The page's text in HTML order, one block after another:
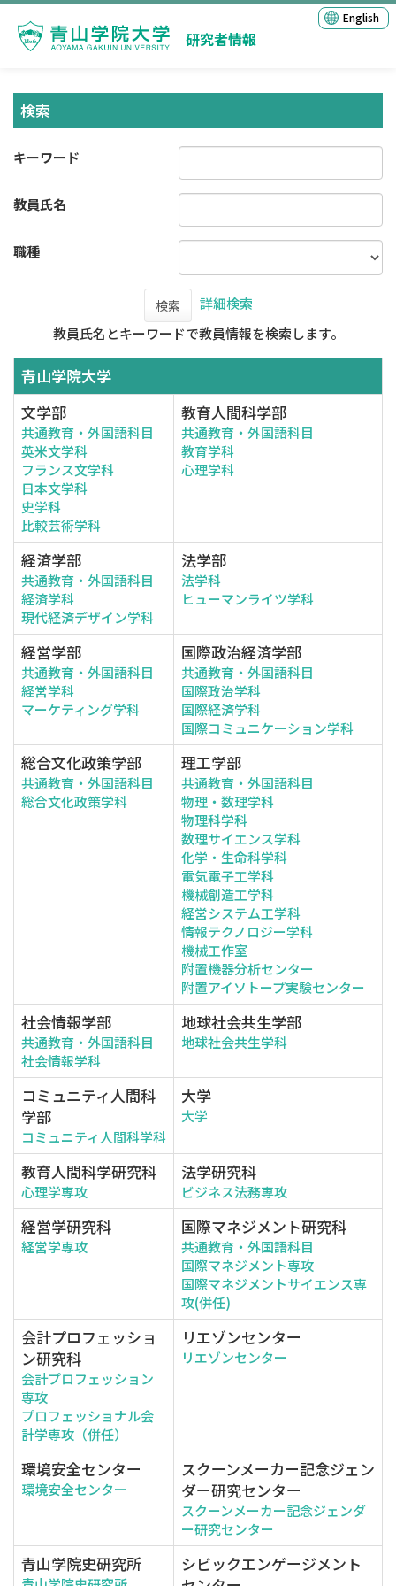
研究者情報
English
検索
キーワード
教員氏名
職種
検索
詳細検索
教員氏名とキーワードで教員情報を検索します。
青山学院大学
文学部
共通教育・外国語科目
英米文学科
フランス文学科
日本文学科
史学科
比較芸術学科
教育人間科学部
共通教育・外国語科目
教育学科
心理学科
経済学部
共通教育・外国語科目
経済学科
現代経済デザイン学科
法学部
法学科
ヒューマンライツ学科
経営学部
共通教育・外国語科目
経営学科
マーケティング学科
国際政治経済学部
共通教育・外国語科目
国際政治学科
国際経済学科
国際コミュニケーション学科
総合文化政策学部
共通教育・外国語科目
総合文化政策学科
理工学部
共通教育・外国語科目
物理・数理学科
物理科学科
数理サイエンス学科
化学・生命科学科
電気電子工学科
機械創造工学科
経営システム工学科
情報テクノロジー学科
機械工作室
附置機器分析センター
附置アイソトープ実験センター
社会情報学部
共通教育・外国語科目
社会情報学科
地球社会共生学部
地球社会共生学科
コミュニティ人間科
学部
コミュニティ人間科学科
大学
大学
教育人間科学研究科
心理学専攻
法学研究科
ビジネス法務専攻
経営学研究科
経営学専攻
国際マネジメント研究科
共通教育・外国語科目
国際マネジメント専攻
国際マネジメントサイエンス専
攻(併任)
会計プロフェッショ
ン研究科
会計プロフェッション
専攻
プロフェッショナル会
計学専攻（併任）
リエゾンセンター
リエゾンセンター
環境安全センター
環境安全センター
スクーンメーカー記念ジェン
ダー研究センター
スクーンメーカー記念ジェンダ
ー研究センター
青山学院史研究所
シビックエンゲージメント